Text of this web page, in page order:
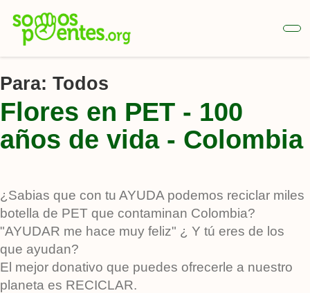
contenido
principal
Para: Todos
Flores en PET - 100
años de vida - Colombia
¿Sabias que con tu AYUDA podemos reciclar miles
botella de PET que contaminan Colombia?
"AYUDAR me hace muy feliz" ¿ Y tú eres de los
que ayudan?
El mejor donativo que puedes ofrecerle a nuestro
planeta es RECICLAR.